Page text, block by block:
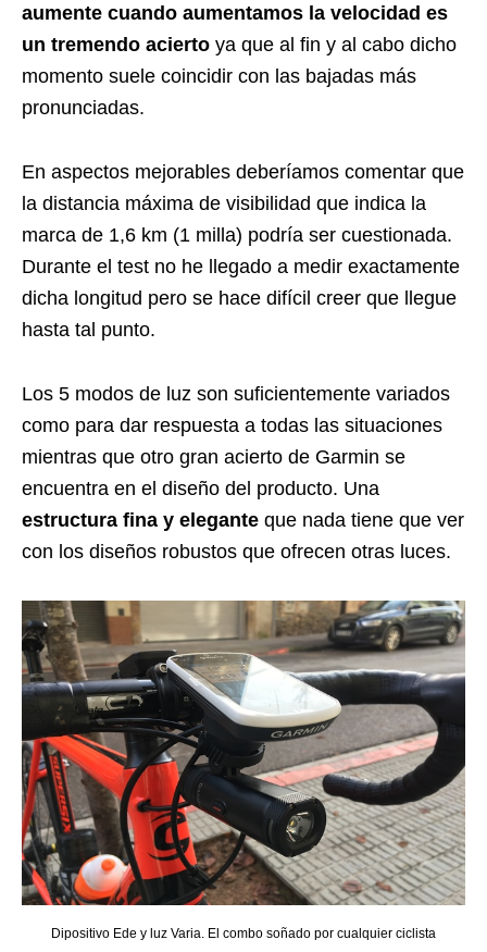
aumente cuando aumentamos la velocidad es
un tremendo acierto ya que al fin y al cabo dicho
momento suele coincidir con las bajadas más
pronunciadas.
En aspectos mejorables deberíamos comentar que
la distancia máxima de visibilidad que indica la
marca de 1,6 km (1 milla) podría ser cuestionada.
Durante el test no he llegado a medir exactamente
dicha longitud pero se hace difícil creer que llegue
hasta tal punto.
Los 5 modos de luz son suficientemente variados
como para dar respuesta a todas las situaciones
mientras que otro gran acierto de Garmin se
encuentra en el diseño del producto. Una
estructura fina y elegante que nada tiene que ver
con los diseños robustos que ofrecen otras luces.
Dipositivo Ede y luz Varia. El combo soñado por cualquier ciclista